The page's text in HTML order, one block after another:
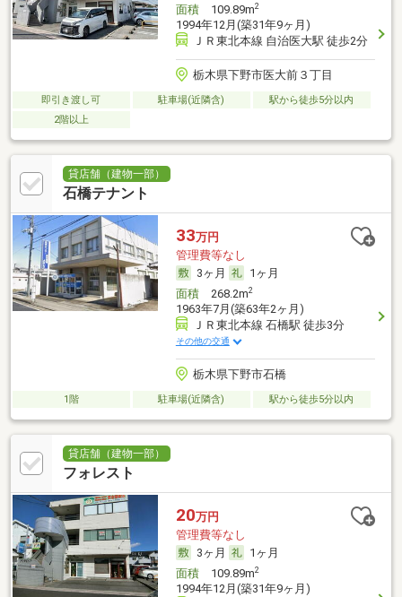
面積109.89m2
1994年12月(築31年9ヶ月)
ＪＲ東北本線 自治医大駅 徒歩2分
栃木県下野市医大前３丁目
即引き渡し可 駐車場(近隣含)
駅から徒歩5分以内
2階以上
貸店舗（建物一部）
石橋テナント
33万円
管理費等なし
3ヶ月
1ヶ月
面積268.2m2
1963年7月(築63年2ヶ月)
ＪＲ東北本線 石橋駅 徒歩3分
その他の交通
栃木県下野市石橋
1階 駐車場(近隣含) 駅から徒歩5分以内
貸店舗（建物一部）
フォレスト
20万円
管理費等なし
3ヶ月
1ヶ月
面積109.89m2
1994年12月(築31年9ヶ月)